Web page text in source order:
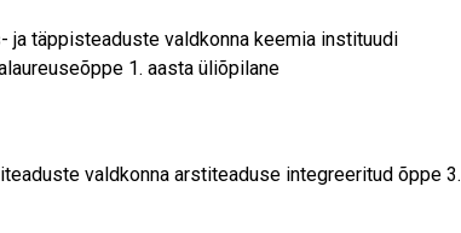
ja täppisteaduste valdkonna keemia instituudi
1. aasta üliõpilane
valdkonna arstiteaduse integreeritud õppe 3.